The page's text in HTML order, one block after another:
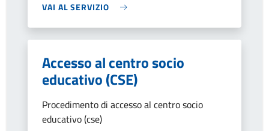
VAI AL SERVIZIO
Accesso al centro socio
educativo (CSE)
Procedimento di accesso al centro socio
educativo (cse)